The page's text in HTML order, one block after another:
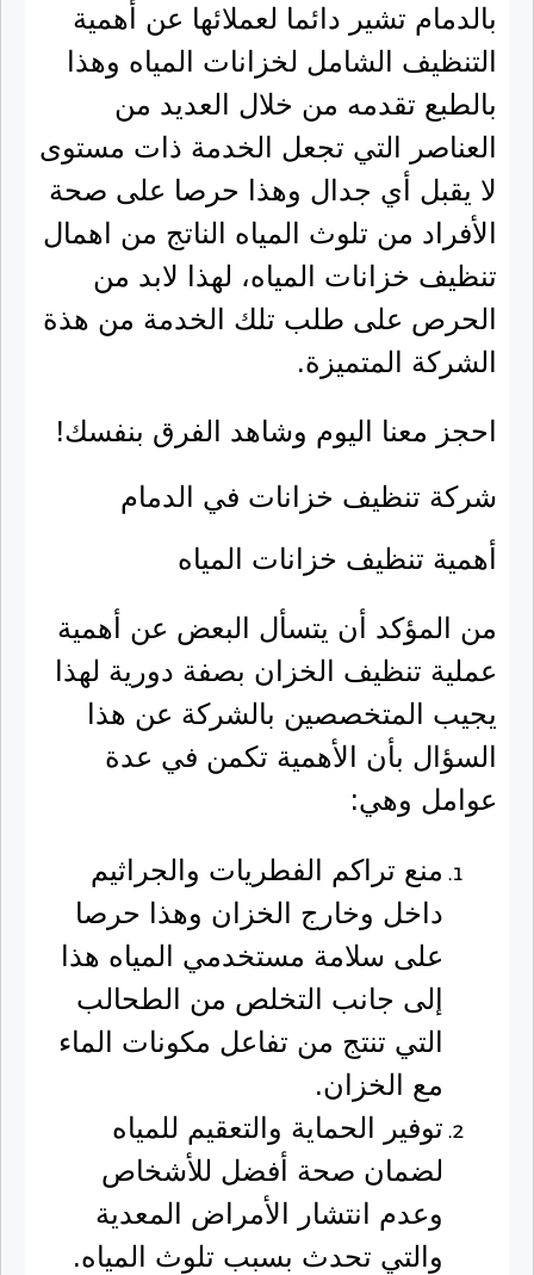
بالدمام تشير دائما لعملائها عن أهمية
التنظيف الشامل لخزانات المياه وهذا
بالطبع تقدمه من خلال العديد من
العناصر التي تجعل الخدمة ذات مستوى
لا يقبل أي جدال وهذا حرصا على صحة
الأفراد من تلوث المياه الناتج من اهمال
تنظيف خزانات المياه، لهذا لابد من
الحرص على طلب تلك الخدمة من هذة
الشركة المتميزة.
احجز معنا اليوم وشاهد الفرق بنفسك!
شركة تنظيف خزانات في الدمام
أهمية تنظيف خزانات المياه
من المؤكد أن يتسأل البعض عن أهمية
عملية تنظيف الخزان بصفة دورية لهذا
يجيب المتخصصين بالشركة عن هذا
السؤال بأن الأهمية تكمن في عدة
عوامل وهي:
منع تراكم الفطريات والجراثيم
داخل وخارج الخزان وهذا حرصا
على سلامة مستخدمي المياه هذا
إلى جانب التخلص من الطحالب
التي تنتج من تفاعل مكونات الماء
مع الخزان.
توفير الحماية والتعقيم للمياه
لضمان صحة أفضل للأشخاص
وعدم انتشار الأمراض المعدية
والتي تحدث بسبب تلوث المياه.